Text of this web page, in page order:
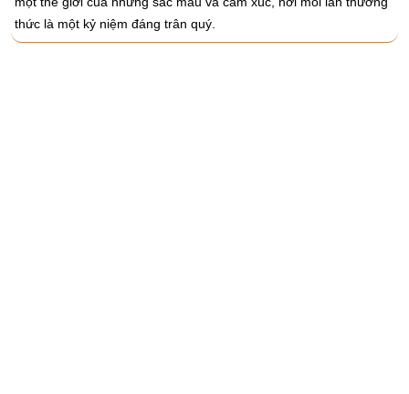
thức là một kỷ niệm đáng trân quý.